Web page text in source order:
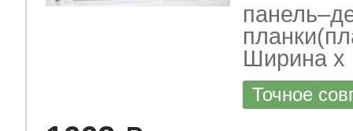
Ширина х
Точное